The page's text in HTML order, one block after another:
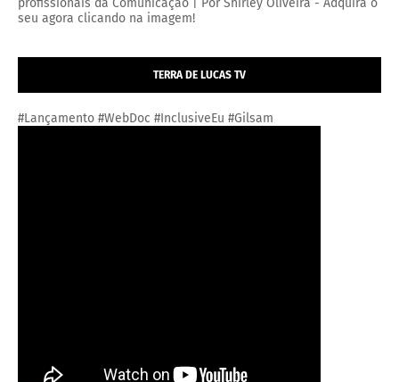
profissionais da Comunicação | Por Shirley Oliveira - Adquira o
seu agora clicando na imagem!
TERRA DE LUCAS TV
#Lançamento #WebDoc #InclusiveEu #Gilsam